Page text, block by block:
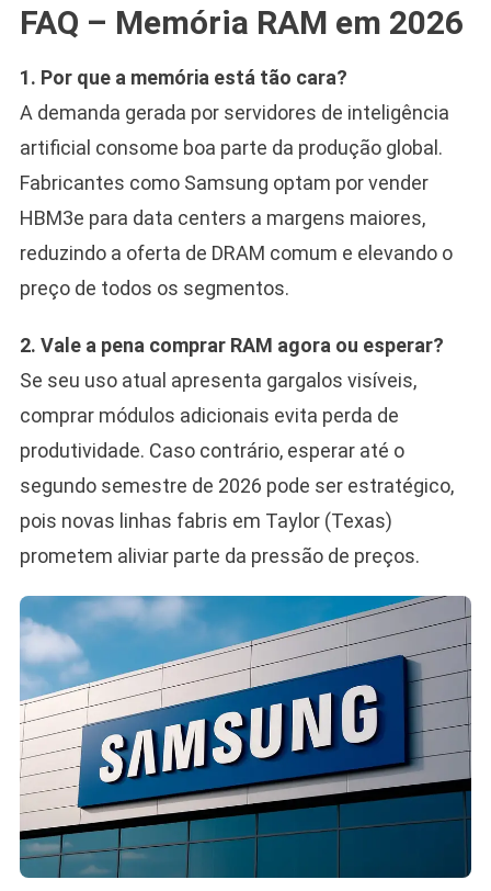
FAQ – Memória RAM em 2026
1. Por que a memória está tão cara?
A demanda gerada por servidores de inteligência
artificial consome boa parte da produção global.
Fabricantes como Samsung optam por vender
HBM3e para data centers a margens maiores,
reduzindo a oferta de DRAM comum e elevando o
preço de todos os segmentos.
2. Vale a pena comprar RAM agora ou esperar?
Se seu uso atual apresenta gargalos visíveis,
comprar módulos adicionais evita perda de
produtividade. Caso contrário, esperar até o
segundo semestre de 2026 pode ser estratégico,
pois novas linhas fabris em Taylor (Texas)
prometem aliviar parte da pressão de preços.